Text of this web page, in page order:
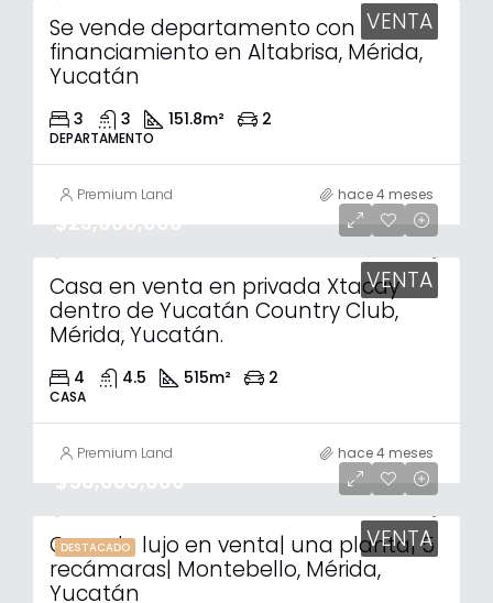
VENTA
Se vende departamento con
financiamiento en Altabrisa, Mérida,
Yucatán
3 3 151.8m² 2
DEPARTAMENTO
Premium Land hace 4 meses
VENTA
$23,000,000
Casa en venta en privada Xtacay
dentro de Yucatán Country Club,
Mérida, Yucatán.
4 4.5 515m² 2
CASA
Premium Land hace 4 meses
DESTACADO VENTA
$56,000,000
Casa de lujo en venta| una planta| 5
recámaras| Montebello, Mérida,
Yucatán